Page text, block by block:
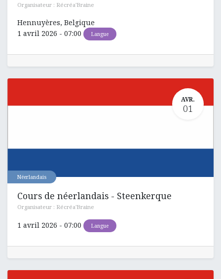
Organisateur : Récréa'Braine
Hennuyères, Belgique
1 avril 2026 - 07:00 Langue
AVR.
01
Néerlandais
Cours de néerlandais - Steenkerque
Organisateur : Récréa'Braine
1 avril 2026 - 07:00 Langue